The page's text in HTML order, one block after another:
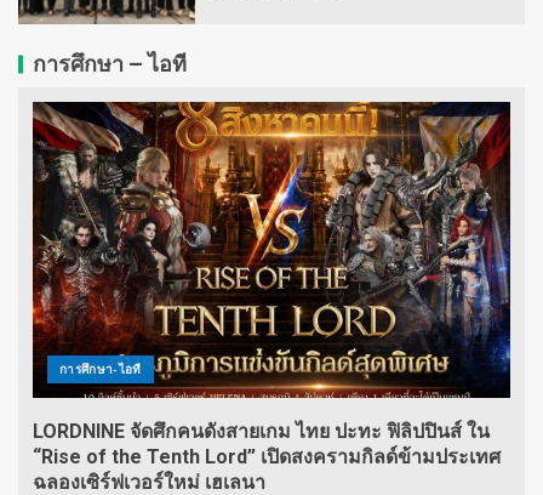
การศึกษา – ไอที
การศึกษา-ไอที
LORDNINE จัดศึกคนดังสายเกม ไทย ปะทะ ฟิลิปปินส์ ใน
“Rise of the Tenth Lord” เปิดสงครามกิลด์ข้ามประเทศ
ฉลองเซิร์ฟเวอร์ใหม่ เฮเลนา